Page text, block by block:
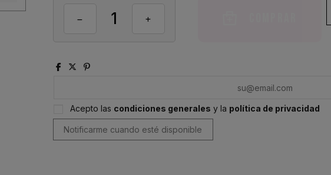
Acepto las condiciones generales y la política de privacidad